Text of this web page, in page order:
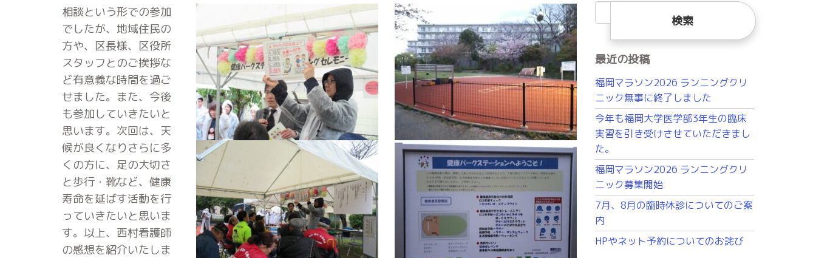
相談という形での参加
でしたが、地域住民の
方や、区長様、区役所
スタッフとのご挨拶な
ど有意義な時間を過ご
せました。また、今後
も参加していきたいと
思います。次回は、天
候が良くなりさらに多
くの方に、足の大切さ
と歩行・靴など、健康
寿命を延ばす活動を行
っていきたいと思いま
す。以上、西村看護師
の感想を紹介いたしま
検
索:
最近の投稿
福岡マラソン2026 ランニングクリ
ニック無事に終了しました
今年も福岡大学医学部3年生の臨床
実習を引き受けさせていただきまし
た。
福岡マラソン2026 ランニングクリ
ニック募集開始
7月、8月の臨時休診についてのご案
内
HPやネット予約についてのお詫び